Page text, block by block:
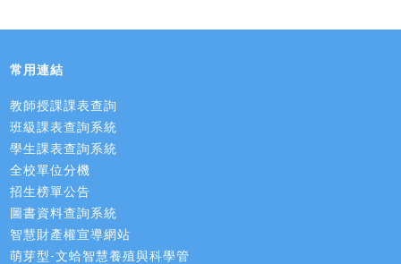
常用連結
教師授課課表查詢
班級課表查詢系統
學生課表查詢系統
全校單位分機
招生榜單公告
圖書資料查詢系統
智慧財產權宣導網站
萌芽型-文蛤智慧養殖與科學管